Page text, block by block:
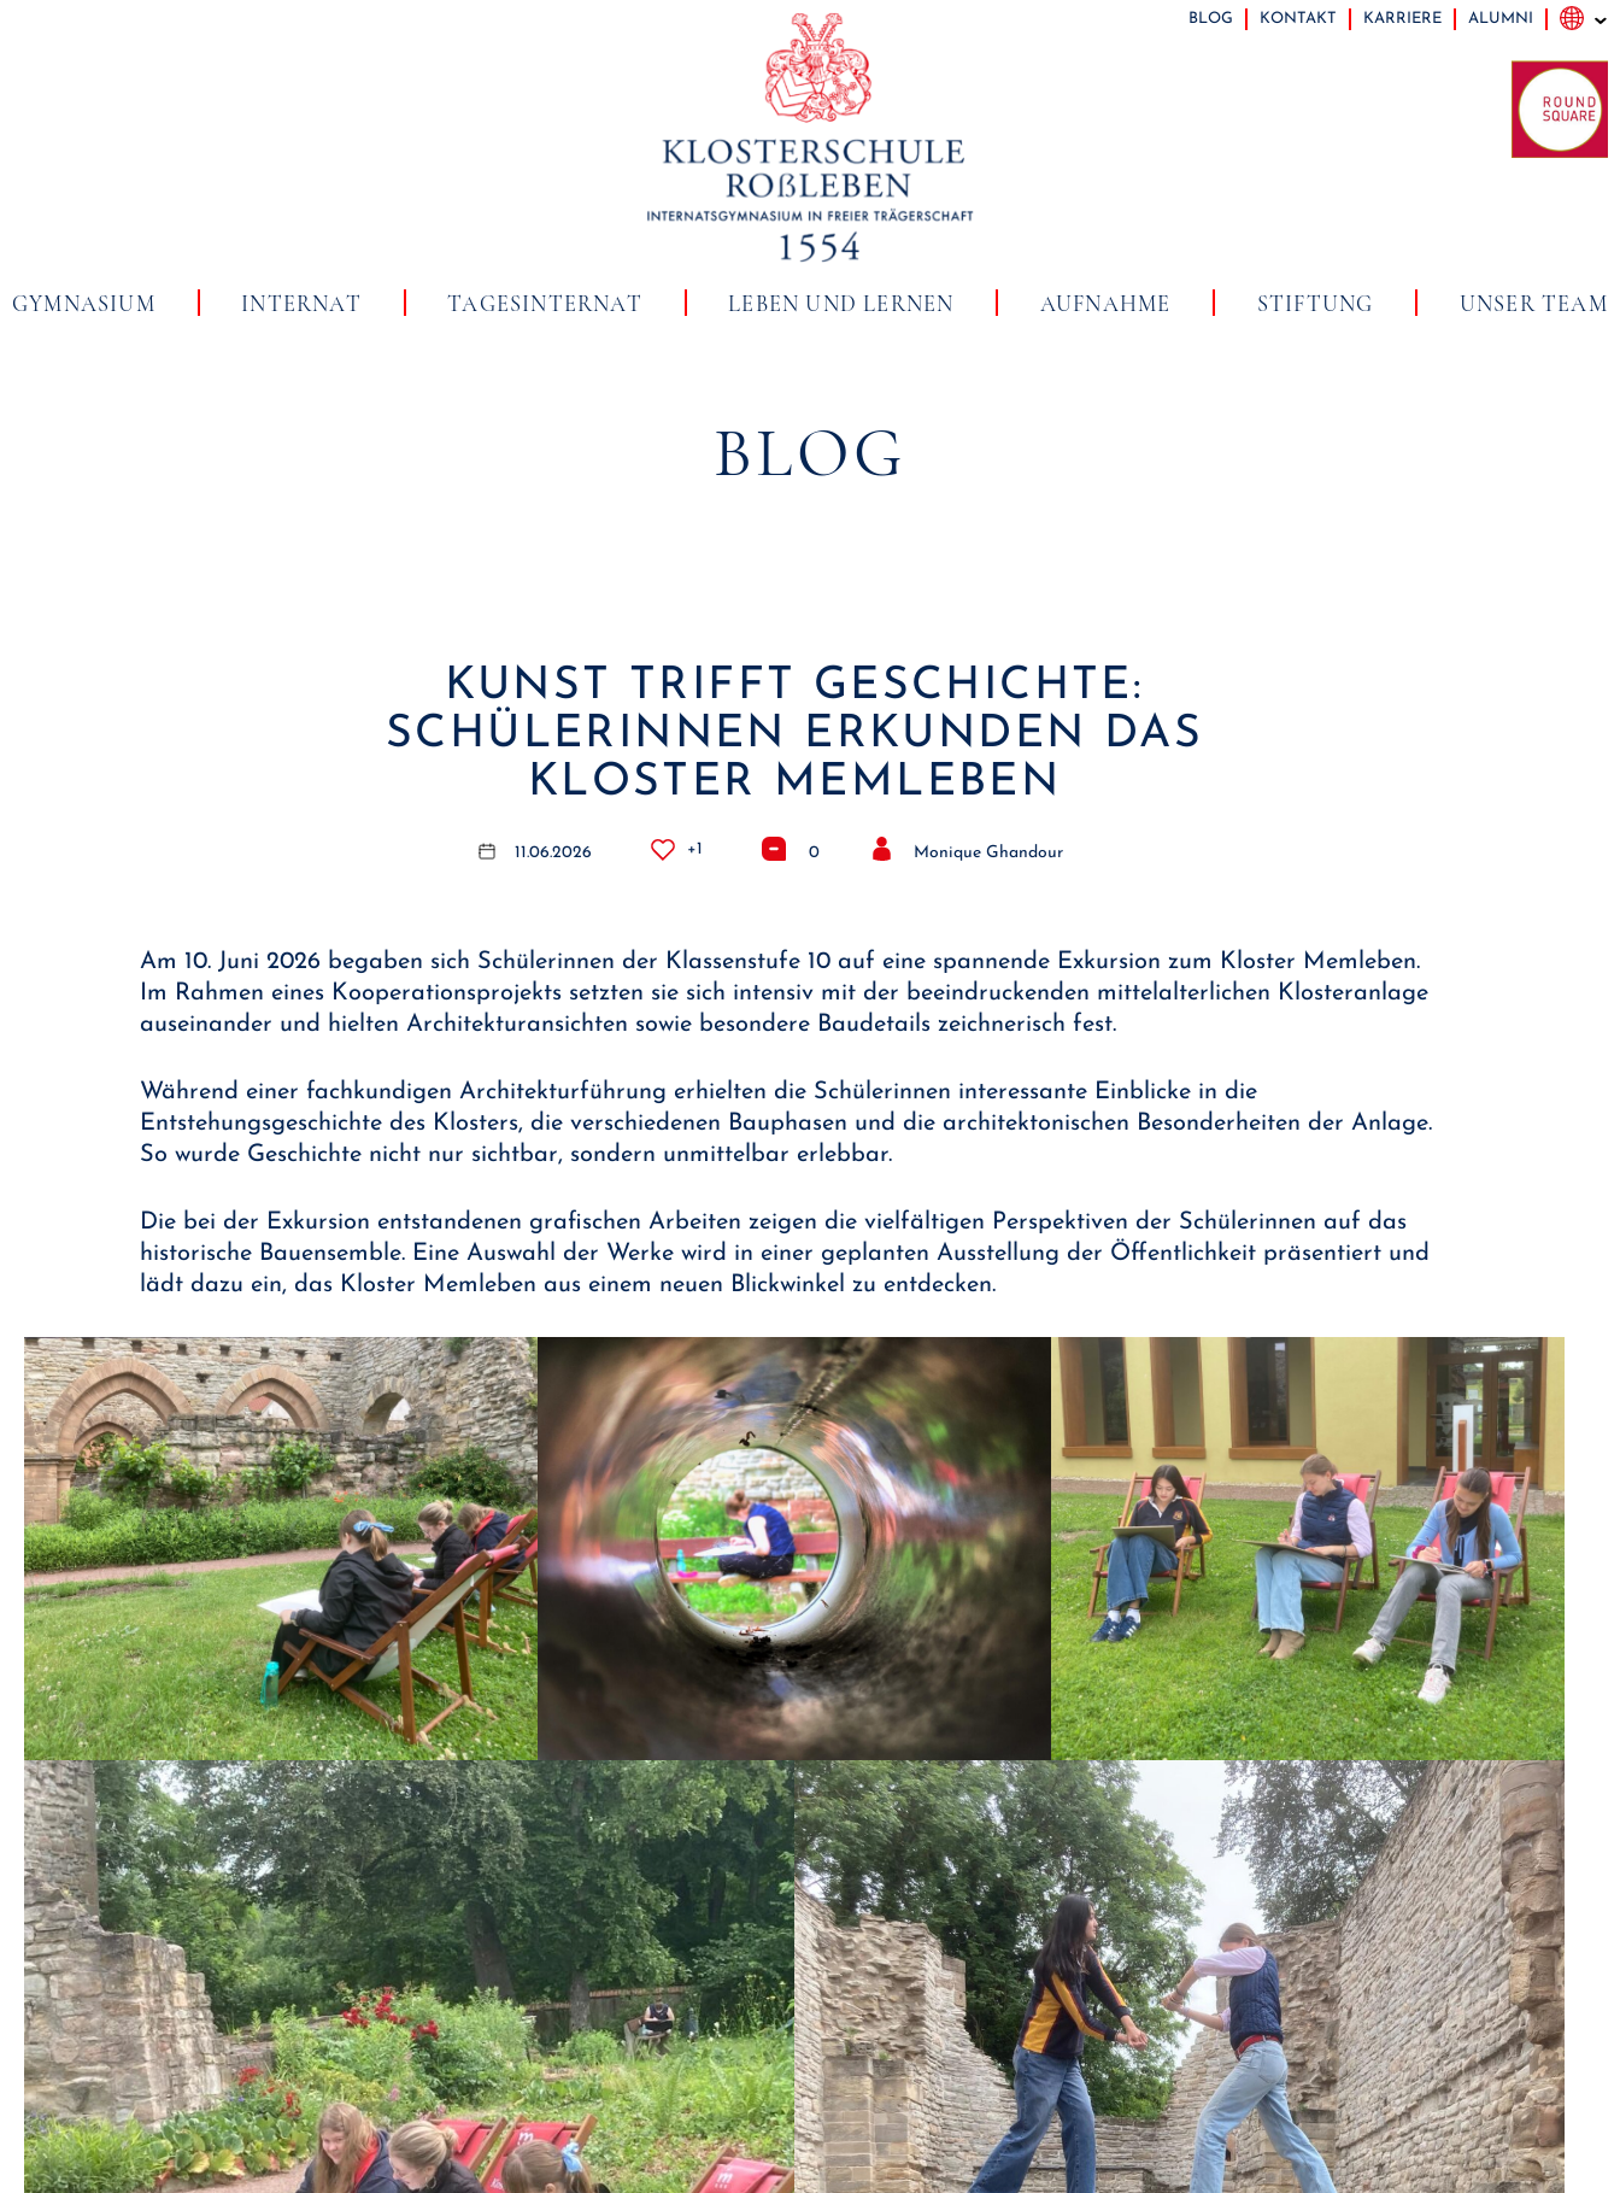
BLOG KONTAKT KARRIERE ALUMNI
GYMNASIUM INTERNAT TAGESINTERNAT LEBEN UND LERNEN AUFNAHME STIFTUNG UNSER TEAM
BLOG
KUNST TRIFFT GESCHICHTE:
SCHÜLERINNEN ERKUNDEN DAS
KLOSTER MEMLEBEN
11.06.2026 +1 0 Monique Ghandour
Am 10. Juni 2026 begaben sich Schülerinnen der Klassenstufe 10 auf eine spannende Exkursion zum Kloster Memleben.
Im Rahmen eines Kooperationsprojekts setzten sie sich intensiv mit der beeindruckenden mittelalterlichen Klosteranlage
auseinander und hielten Architekturansichten sowie besondere Baudetails zeichnerisch fest.
Während einer fachkundigen Architekturführung erhielten die Schülerinnen interessante Einblicke in die
Entstehungsgeschichte des Klosters, die verschiedenen Bauphasen und die architektonischen Besonderheiten der Anlage.
So wurde Geschichte nicht nur sichtbar, sondern unmittelbar erlebbar.
Die bei der Exkursion entstandenen grafischen Arbeiten zeigen die vielfältigen Perspektiven der Schülerinnen auf das
historische Bauensemble. Eine Auswahl der Werke wird in einer geplanten Ausstellung der Öffentlichkeit präsentiert und
lädt dazu ein, das Kloster Memleben aus einem neuen Blickwinkel zu entdecken.